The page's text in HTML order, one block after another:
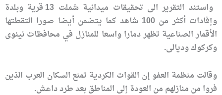
واستند التقرير الى تحقيقات ميدانية شملت 13 قرية وبلدة
وإفادات أكثر من 100 شاهد كما يتضمن أيضا صورا التقطتها
الأقمار الصناعية تظهر دمارا واسعا للمنازل في محافظات نينوى
وكركوك وديالى.
وقالت منظمة العفو إن القوات الكردية تمنع السكان العرب الذين
فروا من منازلهم من العودة إلى المناطق بعد طرد داعش.